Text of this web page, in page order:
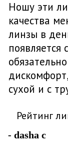
Ношу эти
качества
линзы в
появляется
сухой и с
Рейтинг
- dasha c